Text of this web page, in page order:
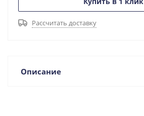
Рассчитать доставку
Описание